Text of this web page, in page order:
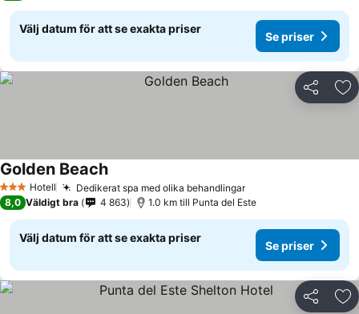
Välj datum för att se exakta priser
Se priser
Dela
3 StjärnorHotell Dedikerat spa med olika behandlingar
Golden Beach
8,0 Väldigt bra 4 863 1.0 km till Punta del Este
Välj datum för att se exakta priser
Se priser
Dela